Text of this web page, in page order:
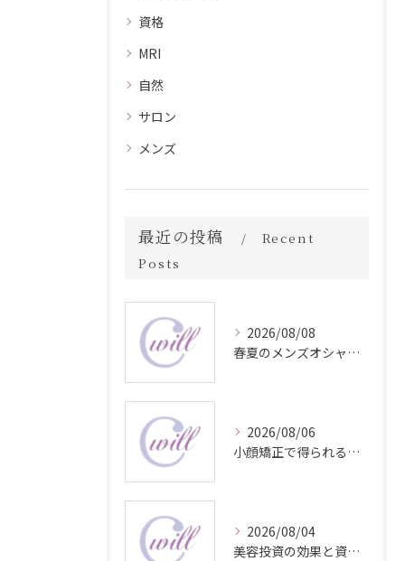
資格
MRI
自然
サロン
メンズ
最近の投稿
Recent
Posts
2026/08/08
春夏のメンズオシャレ最前線スタイル
2026/08/06
小顔矯正で得られる顔変化の科学的効果
2026/08/04
美容投資の効果と資産価値の解説